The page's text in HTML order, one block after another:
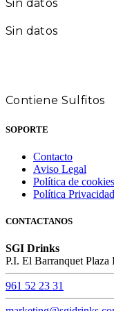
Sin datos
Sin datos
Contiene Sulfitos
SOPORTE
Contacto
Aviso Legal
Política de cookies
Política Privacidad
CONTACTANOS
SGI Drinks
P.I. El Barranquet Plaza
961 52 23 31